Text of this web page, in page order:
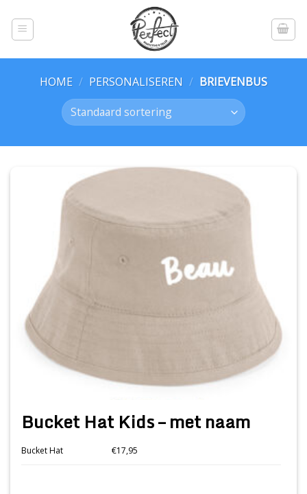
content
HOME / PERSONALISEREN / BRIEVENBUS
Bucket Hat Kids – met naam
Bucket Hat €17,95